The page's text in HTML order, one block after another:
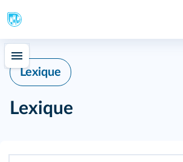
Lexique
Lexique